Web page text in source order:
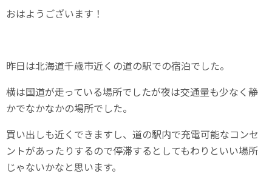
おはようございます！
昨日は北海道千歳市近くの道の駅での宿泊でした。
横は国道が走っている場所でしたが夜は交通量も少なく静
かでなかなかの場所でした。
買い出しも近くできますし、道の駅内で充電可能なコンセ
ントがあったりするので停滞するとしてもわりといい場所
じゃないかなと思います。